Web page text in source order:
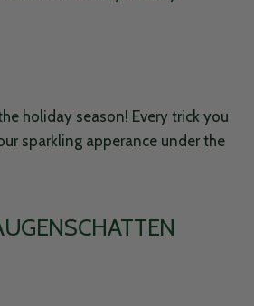
holiday season! Every trick you
sparkling apperance under the